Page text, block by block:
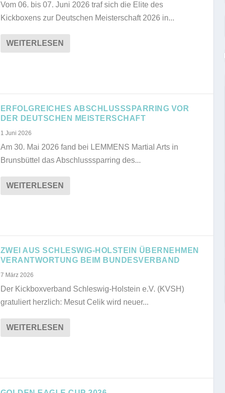
Vom 06. bis 07. Juni 2026 traf sich die Elite des
Kickboxens zur Deutschen Meisterschaft 2026 in...
WEITERLESEN
ERFOLGREICHES ABSCHLUSSSPARRING VOR
DER DEUTSCHEN MEISTERSCHAFT
1 Juni 2026
Am 30. Mai 2026 fand bei LEMMENS Martial Arts in
Brunsbüttel das Abschlusssparring des...
WEITERLESEN
ZWEI AUS SCHLESWIG-HOLSTEIN ÜBERNEHMEN
VERANTWORTUNG BEIM BUNDESVERBAND
7 März 2026
Der Kickboxverband Schleswig-Holstein e.V. (KVSH)
gratuliert herzlich: Mesut Celik wird neuer...
WEITERLESEN